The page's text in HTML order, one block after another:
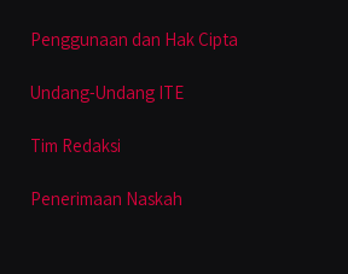
Penggunaan dan Hak Cipta
Undang-Undang ITE
Tim Redaksi
Penerimaan Naskah